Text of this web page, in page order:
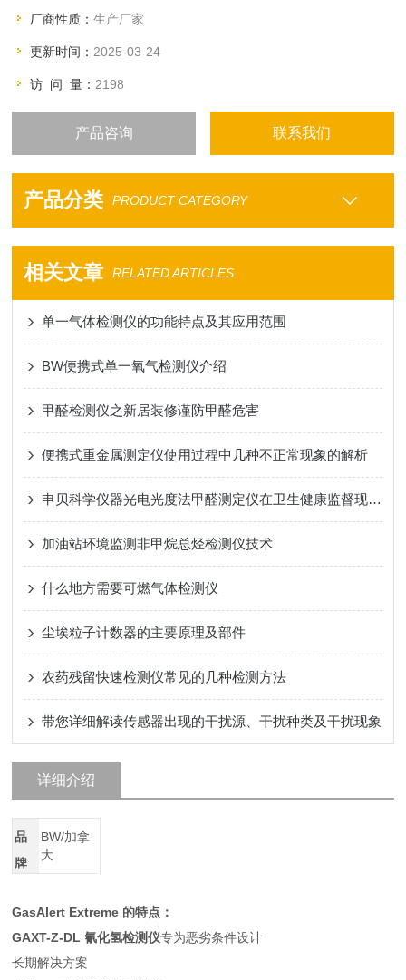
厂商性质：生产厂家
更新时间： 2025-03-24
访 问 量： 2198
产品咨询 联系我们
产品分类 PRODUCT CATEGORY
相关文章 RELATED ARTICLES
单一气体检测仪的功能特点及其应用范围
BW便携式单一氧气检测仪介绍
甲醛检测仪之新居装修谨防甲醛危害
便携式重金属测定仪使用过程中几种不正常现象的解析
申贝科学仪器光电光度法甲醛测定仪在卫生健康监督现场检测执法中应用分析
加油站环境监测非甲烷总烃检测仪技术
什么地方需要可燃气体检测仪
尘埃粒子计数器的主要原理及部件
农药残留快速检测仪常见的几种检测方法
带您详细解读传感器出现的干扰源、干扰种类及干扰现象
详细介绍
品
牌
BW/加拿
大
GasAlert Extreme 的特点：
GAXT-Z-DL 氰化氢检测仪专为恶劣条件设计
长期解决方案